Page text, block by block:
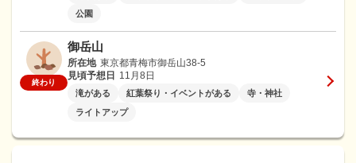
公園
終わり
御岳山
所在地 東京都青梅市御岳山38-5
見頃予想日
11月8日
滝がある 紅葉祭り・イベントがある
寺・神社
ライトアップ